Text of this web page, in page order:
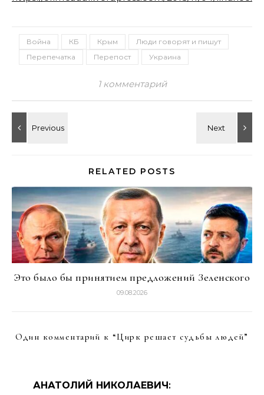
Война КБ Крым
Люди говорят и пишут
Перепечатка
Перепост Украина
1 комментарий
RELATED POSTS
Это было бы принятием предложений Зеленского
09.08.2026
Один комментарий к “Цирк решает судьбы людей”
АНАТОЛИЙ НИКОЛАЕВИЧ: